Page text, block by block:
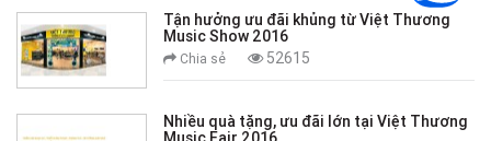
Tận hưởng ưu đãi khủng từ Việt Thương
Music Show 2016
Chia sẻ 52615
Nhiều quà tặng, ưu đãi lớn tại Việt Thương